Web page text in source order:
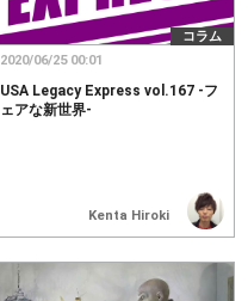
コラム
Kenta Hiroki
USA Legacy Express vol.167 -フ
ェアな新世界-
2020/06/25 00:01